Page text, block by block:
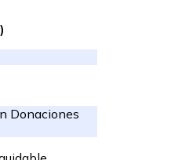
Donaciones